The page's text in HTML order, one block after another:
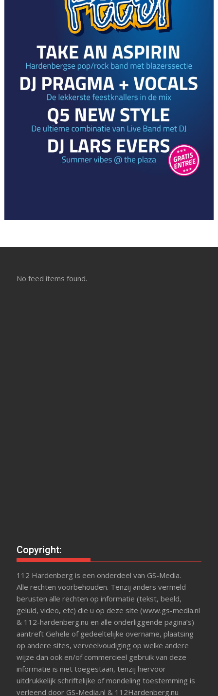
No feed items found.
Copyright:
112 Hardenberg is een onderdeel van GS-Media.
Alle rechten voorbehouden. Tenzij anders vermeld
berusten alle rechten op informatie (tekst, beeld,
geluid, video, etc) die u op deze site (www.gs-media.nl
& 112-hardenberg.nu en alle onderliggende pagina’s)
aantreft Gehele of gedeeltelijke overname, plaatsing
op andere sites, verveelvoudiging op welke andere
wijze dan ook en/of commercieel gebruik van deze
informatie is niet toegestaan, tenzij hiervoor
uitdrukkelijk schriftelijke of mondeling toestemming is
verleend door GS-Media.nl & 112Hardenberg.nu